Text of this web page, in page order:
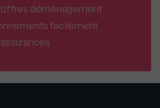
déménagement
facilement